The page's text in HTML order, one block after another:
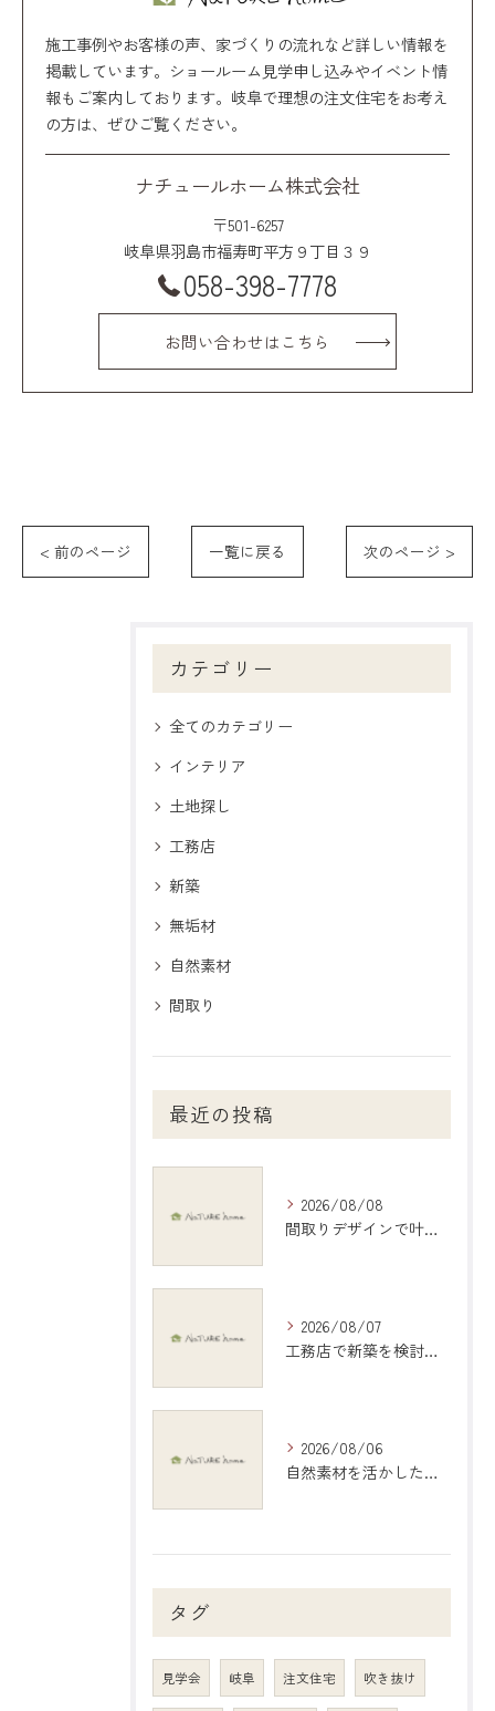
施工事例やお客様の声、家づくりの流れなど詳しい情報を
掲載しています。ショールーム見学申し込みやイベント情
報もご案内しております。岐阜で理想の注文住宅をお考え
の方は、ぜひご覧ください。
ナチュールホーム株式会社
〒501-6257
岐阜県羽島市福寿町平方９丁目３９
058-398-7778
お問い合わせはこちら
< 前のページ 一覧に戻る 次のページ >
カテゴリー
全てのカテゴリー
インテリア
土地探し
工務店
新築
無垢材
自然素材
間取り
最近の投稿
2026/08/08
間取りデザインで叶える理想の住まいづくり完全ガイド岐阜県羽島市編
2026/08/07
工務店で新築を検討する際の岐阜県大垣市で後悔しない選び方と比較ポイント
2026/08/06
自然素材を活かしたインテリアで愛知県稲沢市の暮らしを心地よくする選び方ガイド
タグ
見学会 岐阜 注文住宅 吹き抜け